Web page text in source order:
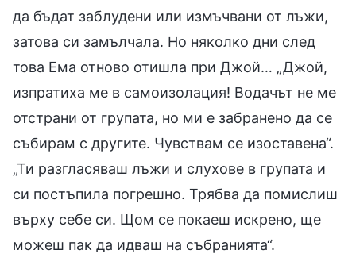
да бъдат заблудени или измъчвани от лъжи,
затова си замълчала. Но няколко дни след
това Ема отново отишла при Джой… „Джой,
изпратиха ме в самоизолация! Водачът не ме
отстрани от групата, но ми е забранено да се
събирам с другите. Чувствам се изоставена“.
„Ти разгласяваш лъжи и слухове в групата и
си постъпила погрешно. Трябва да помислиш
върху себе си. Щом се покаеш искрено, ще
можеш пак да идваш на събранията“.